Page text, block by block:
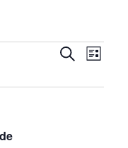
V
Suche
Liste